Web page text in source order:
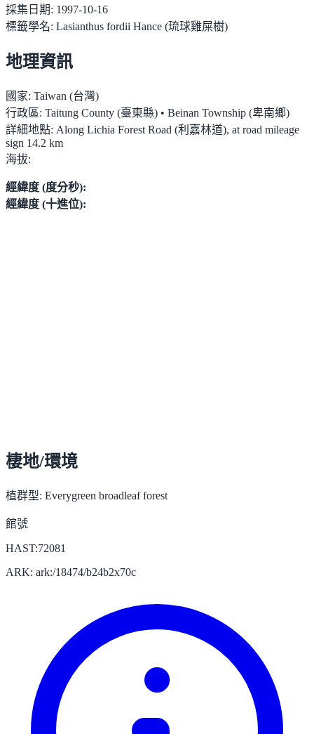
採集日期: 1997-10-16
標籤學名: Lasianthus fordii Hance (琉球雞屎樹)
地理資訊
國家: Taiwan (台灣)
行政區: Taitung County (臺東縣) • Beinan Township (卑南鄉)
詳細地點: Along Lichia Forest Road (利嘉林道), at road mileage
sign 14.2 km
海拔:
經緯度 (度分秒):
經緯度 (十進位):
棲地/環境
植群型: Everygreen broadleaf forest
館號
HAST:72081
ARK: ark:/18474/b24b2x70c